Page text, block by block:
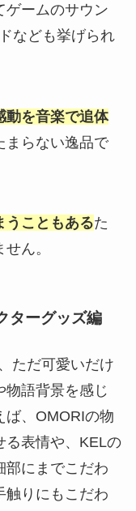
ゲームのサウン
なども挙げられ
動を音楽で追体
まらない逸品で
うこともあるた
ん。
ターグッズ編
ただ可愛いだけ
物語背景を感じ
ば、OMORIの物
る表情や、KELの
部にまでこだわ
触りにもこだわ